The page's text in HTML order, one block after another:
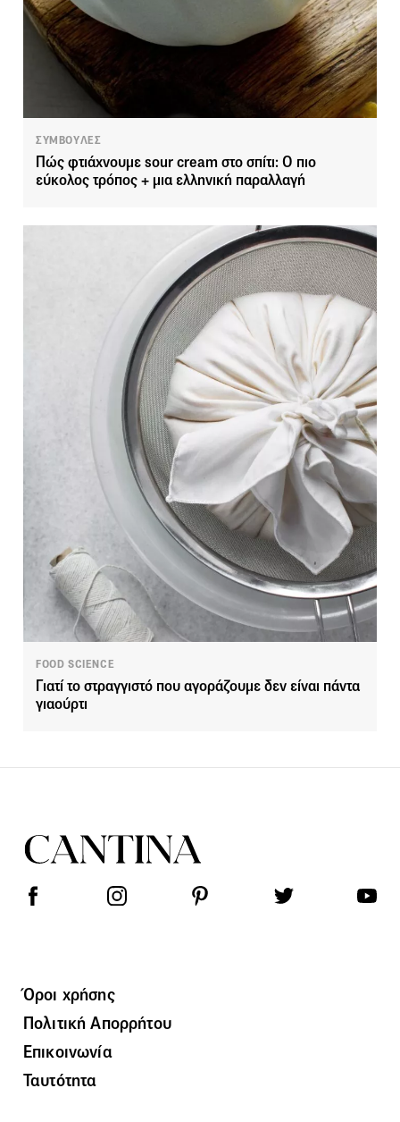
ΣΥΜΒΟΥΛΕΣ
Πώς φτιάχνουμε sour cream στο σπίτι: Ο πιο
εύκολος τρόπος + μια ελληνική παραλλαγή
FOOD SCIENCE
Γιατί το στραγγιστό που αγοράζουμε δεν είναι πάντα
γιαούρτι
Όροι χρήσης
Πολιτική Απορρήτου
Επικοινωνία
Ταυτότητα